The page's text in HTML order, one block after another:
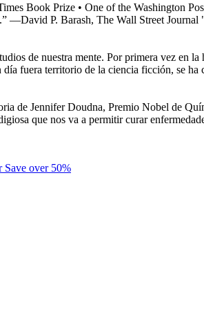
Book Prize • One of the Washington
—David P. Barash, The Wall Street
de nuestra mente. Por primera vez en
día fuera territorio de la ciencia ficción, se
de Jennifer Doudna, Premio Nobel de
que nos va a permitir curar